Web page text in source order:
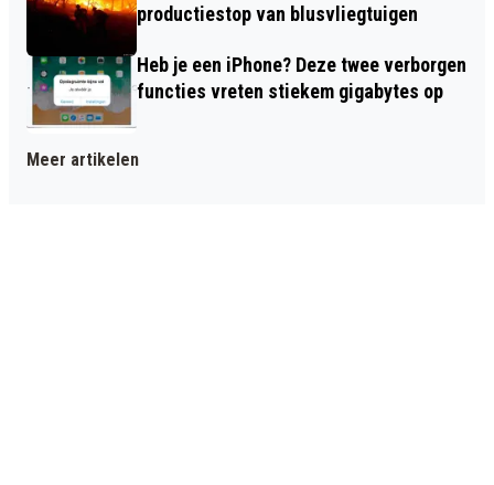
productiestop van blusvliegtuigen
Heb je een iPhone? Deze twee verborgen
functies vreten stiekem gigabytes op
Meer artikelen